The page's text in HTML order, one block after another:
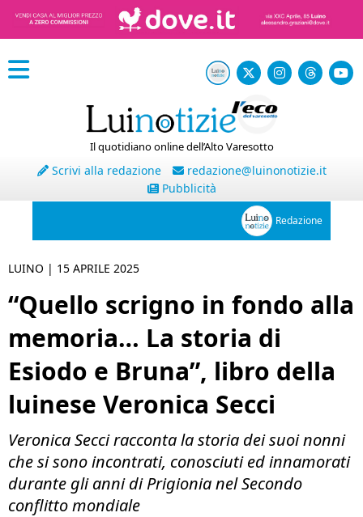
Il quotidiano online dell’Alto Varesotto
Scrivi alla redazione
redazione@luinonotizie.it
Pubblicità
Redazione
LUINO | 15 APRILE 2025
“Quello scrigno in fondo alla
memoria… La storia di
Esiodo e Bruna”, libro della
luinese Veronica Secci
Veronica Secci racconta la storia dei suoi nonni
che si sono incontrati, conosciuti ed innamorati
durante gli anni di Prigionia nel Secondo
conflitto mondiale